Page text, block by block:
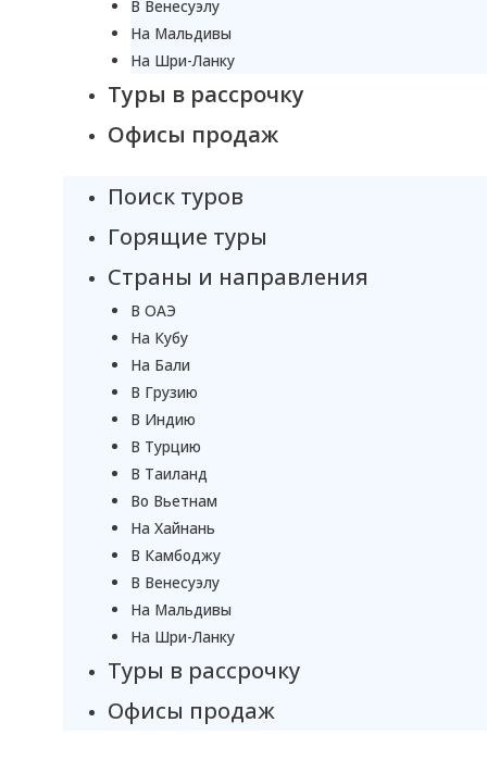
В Венесуэлу
На Мальдивы
На Шри-Ланку
Туры в рассрочку
Офисы продаж
Поиск туров
Горящие туры
Страны и направления
В ОАЭ
На Кубу
На Бали
В Грузию
В Индию
В Турцию
В Таиланд
Во Вьетнам
На Хайнань
В Камбоджу
В Венесуэлу
На Мальдивы
На Шри-Ланку
Туры в рассрочку
Офисы продаж